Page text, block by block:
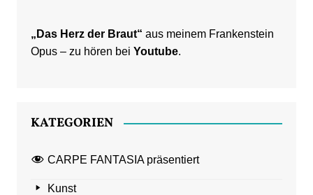
„Das Herz der Braut“ aus meinem Frankenstein
Opus – zu hören bei Youtube.
KATEGORIEN
CARPE FANTASIA präsentiert
Kunst